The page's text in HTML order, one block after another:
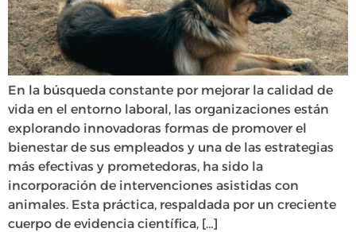
En la búsqueda constante por mejorar la calidad de
vida en el entorno laboral, las organizaciones están
explorando innovadoras formas de promover el
bienestar de sus empleados y una de las estrategias
más efectivas y prometedoras, ha sido la
incorporación de intervenciones asistidas con
animales. Esta práctica, respaldada por un creciente
cuerpo de evidencia científica, […]